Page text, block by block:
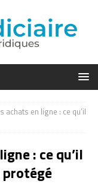
achats en ligne : ce qu’il
: ce qu’il